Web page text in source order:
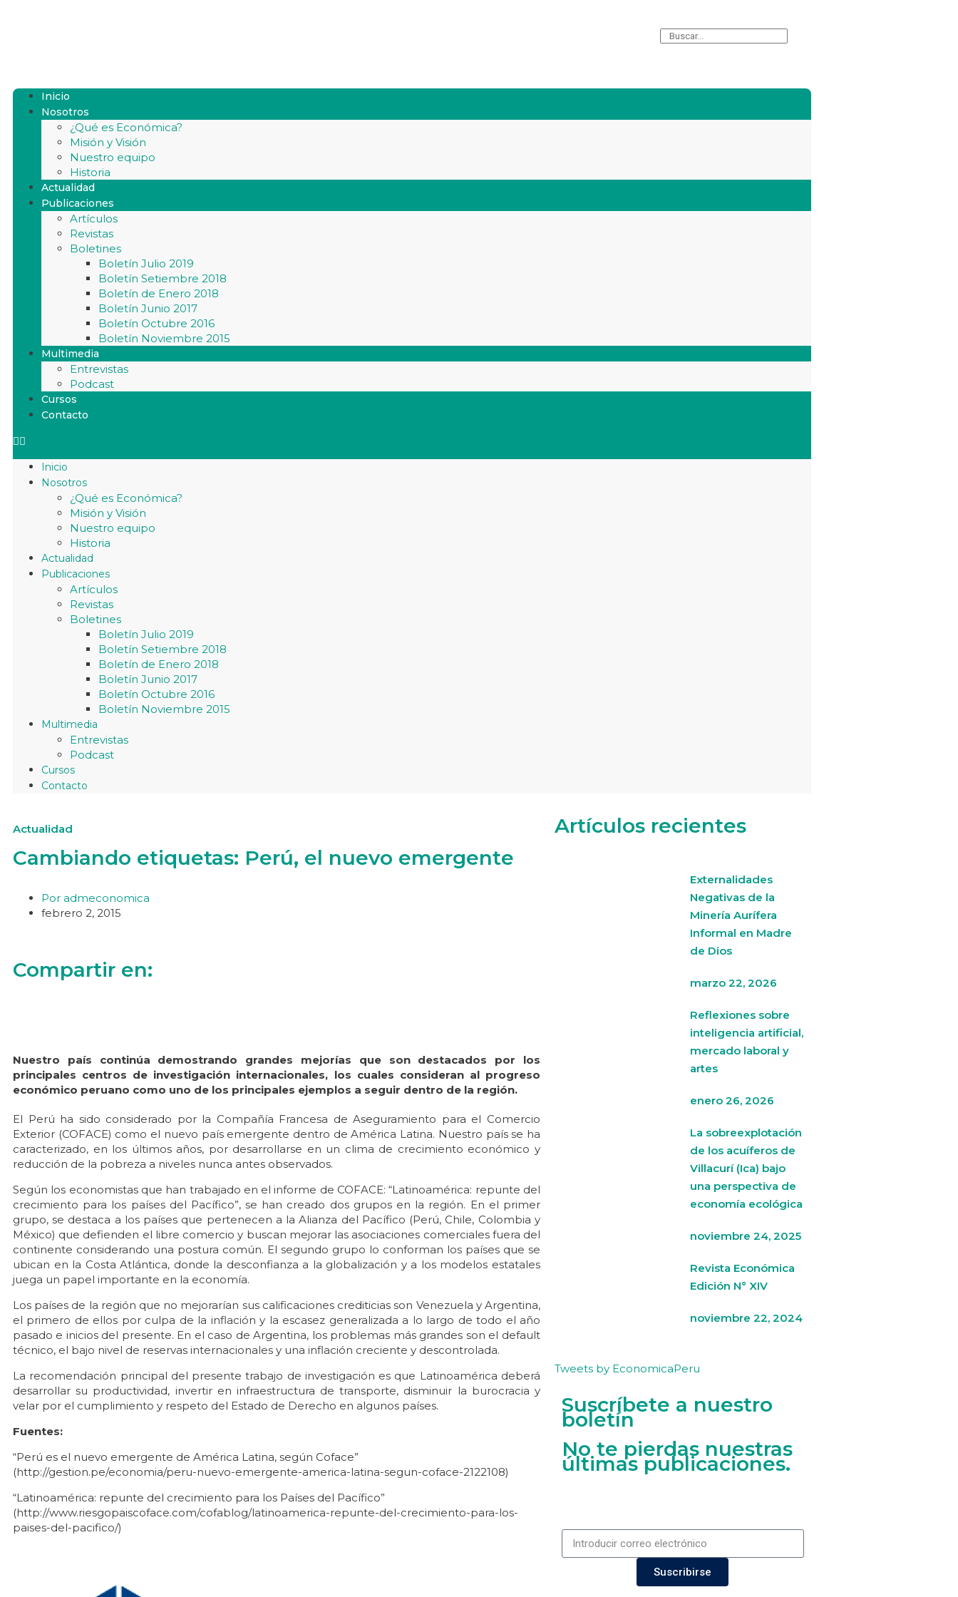
Inicio
Nosotros
¿Qué es Económica?
Misión y Visión
Nuestro equipo
Historia
Actualidad
Publicaciones
Artículos
Revistas
Boletines
Boletín Julio 2019
Boletín Setiembre 2018
Boletín de Enero 2018
Boletín Junio 2017
Boletín Octubre 2016
Boletín Noviembre 2015
Multimedia
Entrevistas
Podcast
Cursos
Contacto
Inicio
Nosotros
¿Qué es Económica?
Misión y Visión
Nuestro equipo
Historia
Actualidad
Publicaciones
Artículos
Revistas
Boletines
Boletín Julio 2019
Boletín Setiembre 2018
Boletín de Enero 2018
Boletín Junio 2017
Boletín Octubre 2016
Boletín Noviembre 2015
Multimedia
Entrevistas
Podcast
Cursos
Contacto
Actualidad
Cambiando etiquetas: Perú, el nuevo emergente
Por admeconomica
febrero 2, 2015
Compartir en:
Nuestro país continúa demostrando grandes mejorías que son destacados por los
principales centros de investigación internacionales, los cuales consideran al progreso
económico peruano como uno de los principales ejemplos a seguir dentro de la región.
El Perú ha sido considerado por la Compañía Francesa de Aseguramiento para el Comercio
Exterior (COFACE) como el nuevo país emergente dentro de América Latina. Nuestro país se ha
caracterizado, en los últimos años, por desarrollarse en un clima de crecimiento económico y
reducción de la pobreza a niveles nunca antes observados.
Según los economistas que han trabajado en el informe de COFACE: “Latinoamérica: repunte del
crecimiento para los países del Pacífico”, se han creado dos grupos en la región. En el primer
grupo, se destaca a los países que pertenecen a la Alianza del Pacífico (Perú, Chile, Colombia y
México) que defienden el libre comercio y buscan mejorar las asociaciones comerciales fuera del
continente considerando una postura común. El segundo grupo lo conforman los países que se
ubican en la Costa Atlántica, donde la desconfianza a la globalización y a los modelos estatales
juega un papel importante en la economía.
Los países de la región que no mejorarían sus calificaciones crediticias son Venezuela y Argentina,
el primero de ellos por culpa de la inflación y la escasez generalizada a lo largo de todo el año
pasado e inicios del presente. En el caso de Argentina, los problemas más grandes son el default
técnico, el bajo nivel de reservas internacionales y una inflación creciente y descontrolada.
La recomendación principal del presente trabajo de investigación es que Latinoamérica deberá
desarrollar su productividad, invertir en infraestructura de transporte, disminuir la burocracia y
velar por el cumplimiento y respeto del Estado de Derecho en algunos países.
Fuentes:
“Perú es el nuevo emergente de América Latina, según Coface”
(http://gestion.pe/economia/peru-nuevo-emergente-america-latina-segun-coface-2122108)
“Latinoamérica: repunte del crecimiento para los Países del Pacífico”
(http://www.riesgopaiscoface.com/cofablog/latinoamerica-repunte-del-crecimiento-para-los-
paises-del-pacifico/)
Artículos recientes
Externalidades
Negativas de la
Minería Aurífera
Informal en Madre
de Dios
marzo 22, 2026
Reflexiones sobre
inteligencia artificial,
mercado laboral y
artes
enero 26, 2026
La sobreexplotación
de los acuíferos de
Villacurí (Ica) bajo
una perspectiva de
economía ecológica
noviembre 24, 2025
Revista Económica
Edición N° XIV
noviembre 22, 2024
Tweets by EconomicaPeru
Suscríbete a nuestro
boletín
No te pierdas nuestras
últimas publicaciones.
Suscribirse